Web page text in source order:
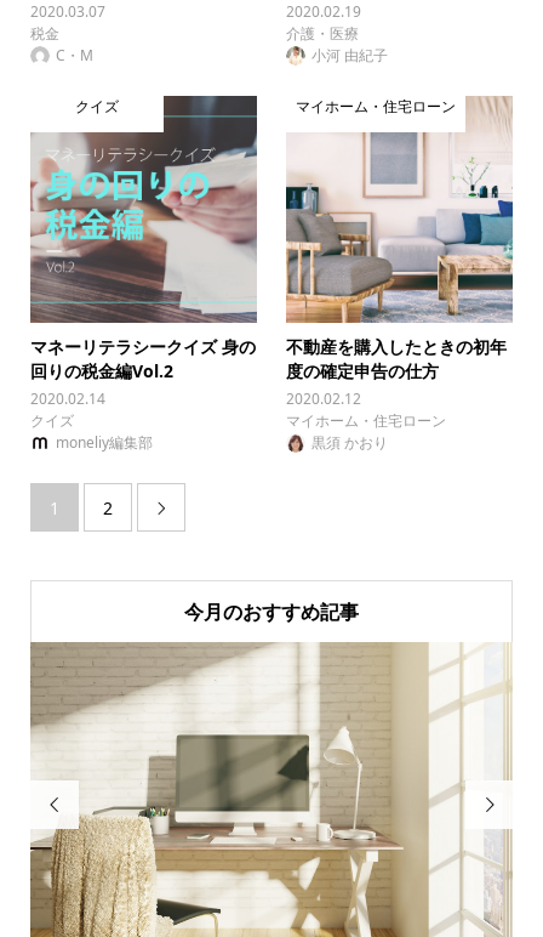
2020.03.07
税金
C・M
2020.02.19
介護・医療
小河 由紀子
クイズ
マネーリテラシークイズ 身の
回りの税金編Vol.2
2020.02.14
クイズ
moneliy編集部
マイホーム・住宅ローン
不動産を購入したときの初年
度の確定申告の仕方
2020.02.12
マイホーム・住宅ローン
黒須 かおり
1 2 
今月のおすすめ記事
 